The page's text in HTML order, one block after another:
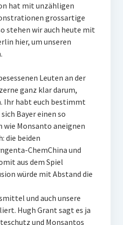
hat mit unzähligen
grossartige
stehen wir auch heute mit
hier, um unseren
Leuten an der
ganz klar darum,
Ihr habt euch bestimmt
Bayer einen so
Monsanto aneignen
die beiden
ChemChina und
aus dem Spiel
würde mit Abstand die
und auch unsere
Hugh Grant sagt es ja
und Monsantos